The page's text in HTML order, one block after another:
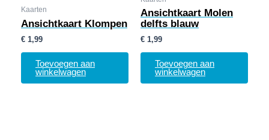
Kaarten
Ansichtkaart Klompen
€ 1,99
Toevoegen aan
winkelwagen
Ansichtkaart Molen
delfts blauw
€ 1,99
Toevoegen aan
winkelwagen